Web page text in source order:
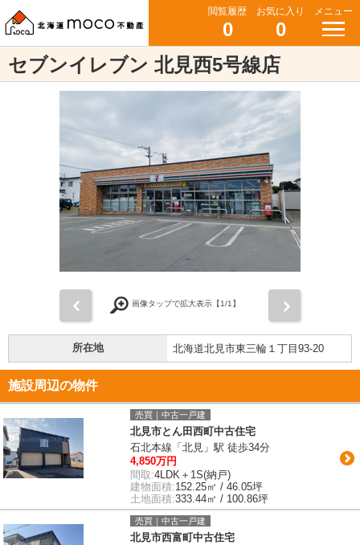
閲覧履歴
0
お気に入り
0
メニュー
セブンイレブン 北見西5号線店
画像タップで拡大表示【1/1】
所在地 北海道北見市東三輪１丁目93-20
施設周辺の物件
売買｜中古一戸建
北見市とん田西町中古住宅
石北本線「北見」駅 徒歩34分
4,850万円
間取:4LDK＋1S(納戸)
建物面積:152.25㎡ / 46.05坪
土地面積:333.44㎡ / 100.86坪
売買｜中古一戸建
北見市西富町中古住宅